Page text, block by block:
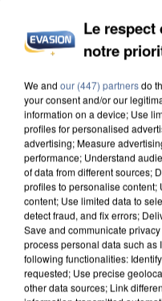
INCENDIES : L’ÎLE-
DE SOLIDARITÉ AVEC
Le respect
notre
We and our (447) partnersdo
your consent and/or our
information on a device; Use
profiles for personalised
advertising; Measure
performance; Understand
of data from different sources;
profiles to personalise
content; Use limited data to
detect fraud, and fix errors;
Save and communicate
process personal data such as
following functionalities:
requested; Use precise
other data sources; Link